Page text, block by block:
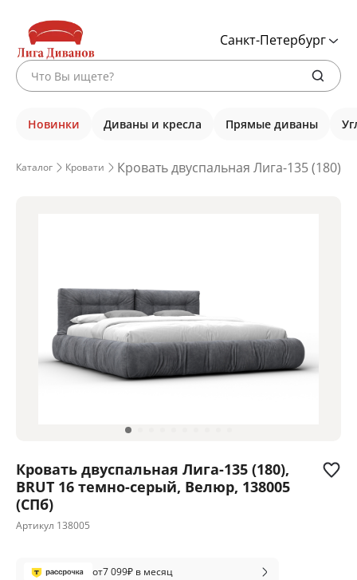
Санкт-Петербург
Новинки Диваны и кресла Прямые диваны
Каталог Кровати Кровать двуспальная Лига-135 (180),
Кровать двуспальная Лига-135 (180),
BRUT 16 темно-серый, Велюр, 138005
(СПб)
Артикул 138005
от7 099₽ в месяц